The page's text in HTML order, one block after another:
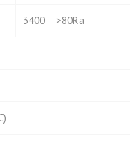
3400 >80Ra